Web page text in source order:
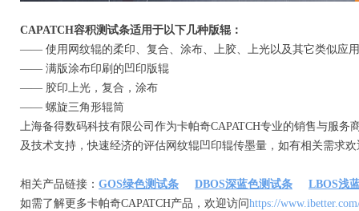
CAPATCH容积测试条适用于以下几种版辊：
—— 使用网纹辊的柔印、复合、涂布、上胶、上光以及其它类似应用
—— 满版涂布印刷的凹印版辊
—— 胶印上光，复合，涂布
—— 螺旋三角形辊筒
上海备得数码科技有限公司作为卡帕奇CAPATCH专业的销售与服
及技术支持，快速经济的评估网纹辊凹印辊传墨量，如有相关需求
相关产品链接： GOS绿色测试条 DBOS深蓝色测试条
LBOS浅
如需了解更多卡帕奇CAPATCH产品，欢迎访问https://